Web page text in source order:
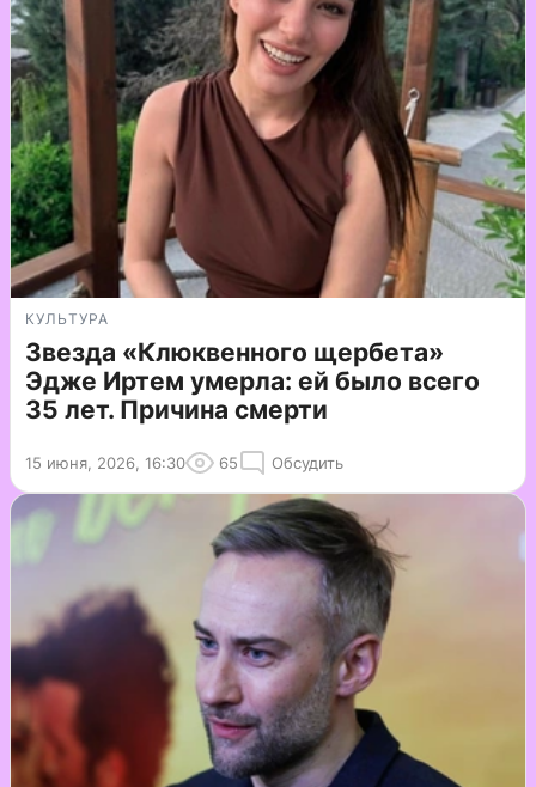
КУЛЬТУРА
Звезда «Клюквенного щербета»
Эдже Иртем умерла: ей было всего
35 лет. Причина смерти
15 июня, 2026, 16:30 65 Обсудить